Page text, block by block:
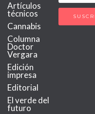
Artículos
técnicos
Cannabis
Columna
Doctor
Vergara
Edición
impresa
Editorial
El verde del
futuro